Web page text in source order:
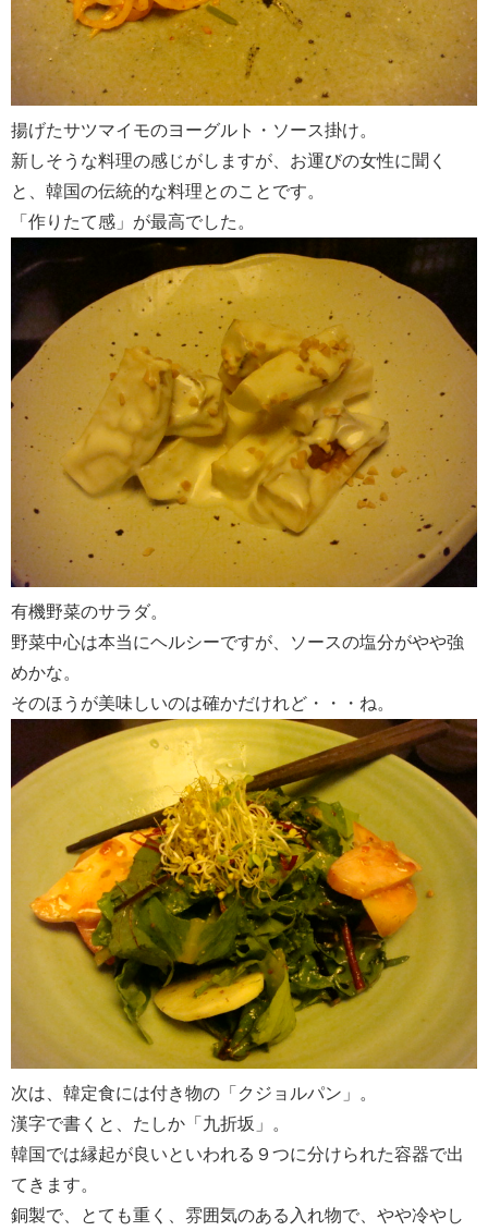
揚げたサツマイモのヨーグルト・ソース掛け。
新しそうな料理の感じがしますが、お運びの女性に聞く
と、韓国の伝統的な料理とのことです。
「作りたて感」が最高でした。
有機野菜のサラダ。
野菜中心は本当にヘルシーですが、ソースの塩分がやや強
めかな。
そのほうが美味しいのは確かだけれど・・・ね。
次は、韓定食には付き物の「クジョルパン」。
漢字で書くと、たしか「九折坂」。
韓国では縁起が良いといわれる９つに分けられた容器で出
てきます。
銅製で、とても重く、雰囲気のある入れ物で、やや冷やし